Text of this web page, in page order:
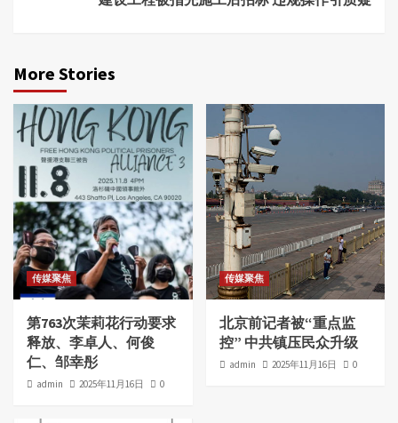
More Stories
传媒聚焦
第763次茉莉花行动要求
释放、李卓人、何俊
仁、邹幸彤
admin 2025年11月16日 0
传媒聚焦
北京前记者被“重点监
控” 中共镇压民众升级
admin 2025年11月16日 0